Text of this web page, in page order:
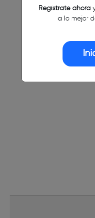
Regístrate ahora
a lo mejor